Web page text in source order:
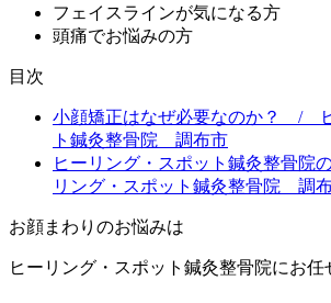
フェイスラインが気になる方
頭痛でお悩みの方
目次
小顔矯正はなぜ必要なのか？ /
ト鍼灸整骨院 調布市
ヒーリング・スポット鍼灸整骨
リング・スポット鍼灸整骨院 調
お顔まわりのお悩みは
ヒーリング・スポット鍼灸整骨院にお任